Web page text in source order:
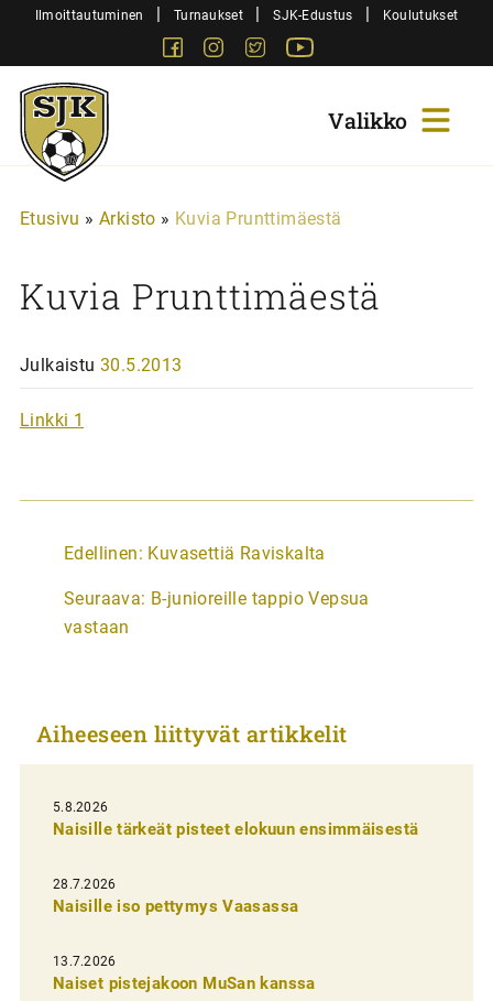
SiirryIlmoittautuminen | Turnaukset | SJK-Edustus | Koulutukset
FacebookInstagram
Twitter
Sjk-
Juniorit
Etusivu » Arkisto » Kuvia Prunttimäestä
Kuvia Prunttimäestä
Julkaistu 30.5.2013
Linkki 1
A
t
i
e
i
e
n
s
e
l
Edellinen: Kuvasettiä Raviskalta
Seuraava: B-junioreille tappio Vepsua
vastaan
Aiheeseen liittyvät artikkelit
5.8.2026
Naisille tärkeät pisteet elokuun ensimmäisestä
28.7.2026
Naisille iso pettymys Vaasassa
13.7.2026
Naiset pistejakoon MuSan kanssa